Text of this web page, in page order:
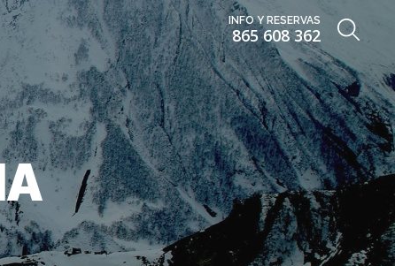
INFO Y RESERVAS
865 608 362